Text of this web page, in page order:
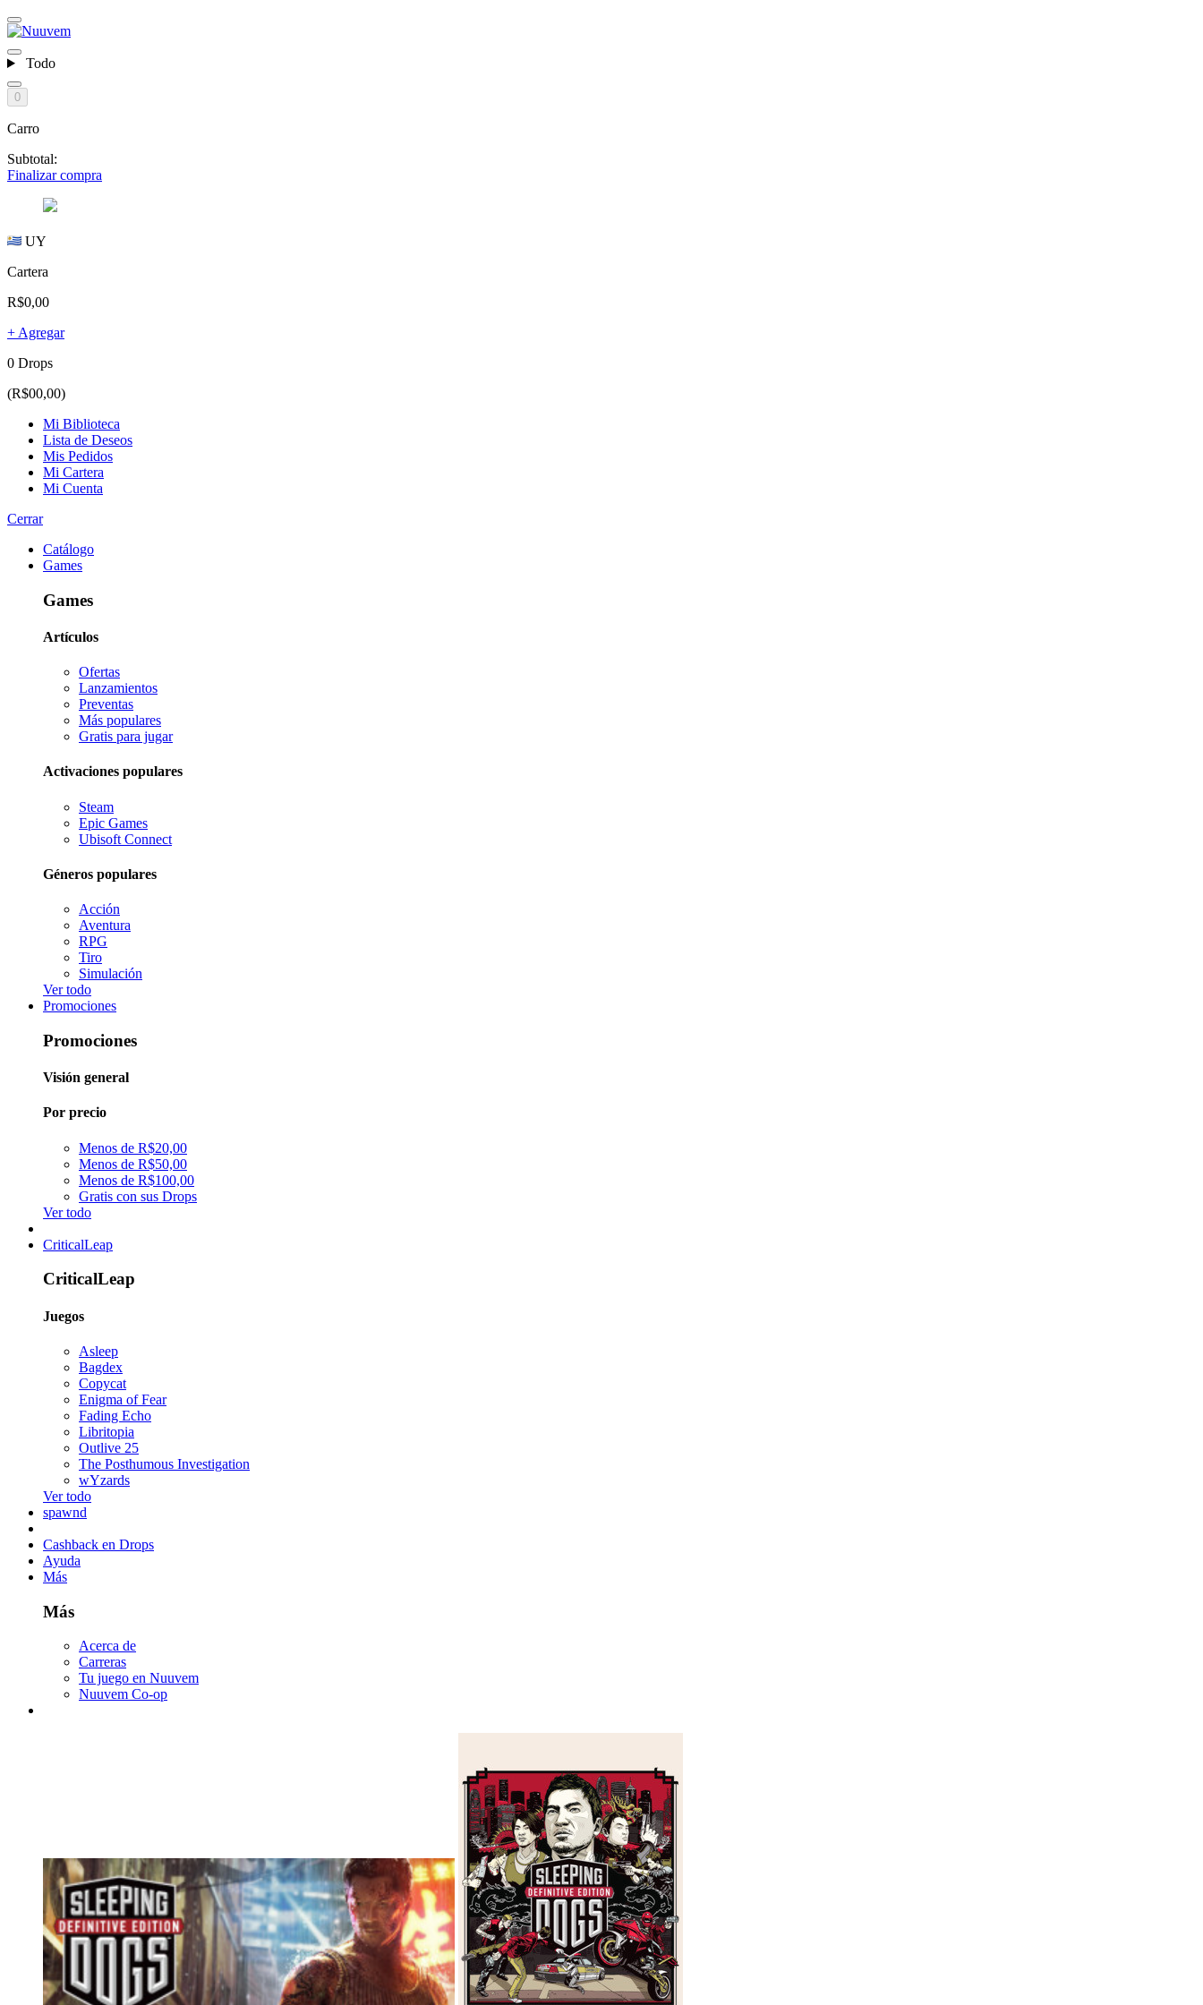
Todo
0
Carro
Subtotal:
Finalizar compra
UY
Cartera
R$0,00
+ Agregar
0 Drops
(R$00,00)
Mi Biblioteca
Lista de Deseos
Mis Pedidos
Mi Cartera
Mi Cuenta
Cerrar
Catálogo
Games
Games
Artículos
Ofertas
Lanzamientos
Preventas
Más populares
Gratis para jugar
Activaciones populares
Steam
Epic Games
Ubisoft Connect
Géneros populares
Acción
Aventura
RPG
Tiro
Simulación
Ver todo
Promociones
Promociones
Visión general
Por precio
Menos de R$20,00
Menos de R$50,00
Menos de R$100,00
Gratis con sus Drops
Ver todo
CriticalLeap
CriticalLeap
Juegos
Asleep
Bagdex
Copycat
Enigma of Fear
Fading Echo
Libritopia
Outlive 25
The Posthumous Investigation
wYzards
Ver todo
spawnd
Cashback en Drops
Ayuda
Más
Más
Acerca de
Carreras
Tu juego en Nuuvem
Nuuvem Co-op